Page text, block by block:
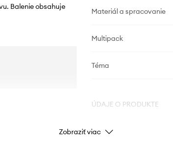
Balenie obsahuje
Materiál a spracovanie
Multipack
Téma
ÚDAJE O PRODUKTE
Kód výrobcu
Zobraziť viac